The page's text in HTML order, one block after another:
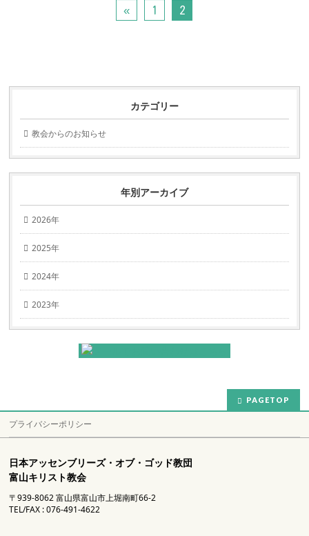
« 1 2
カテゴリー
教会からのお知らせ
年別アーカイブ
2026年
2025年
2024年
2023年
PAGETOP
プライバシーポリシー
日本アッセンブリーズ・オブ・ゴッド教団
富山キリスト教会
〒939-8062 富山県富山市上堀南町66-2
TEL/FAX : 076-491-4622